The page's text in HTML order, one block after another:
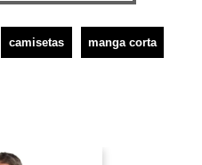
camisetas manga corta